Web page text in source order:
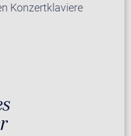
Konzertklaviere